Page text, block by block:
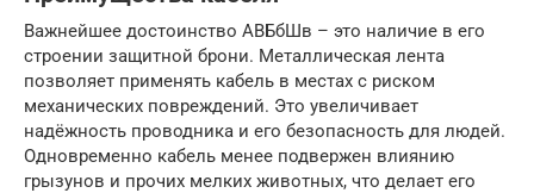
Важнейшее достоинство АВБбШв – это наличие в его
строении защитной брони. Металлическая лента
позволяет применять кабель в местах с риском
механических повреждений. Это увеличивает
надёжность проводника и его безопасность для людей.
Одновременно кабель менее подвержен влиянию
грызунов и прочих мелких животных, что делает его